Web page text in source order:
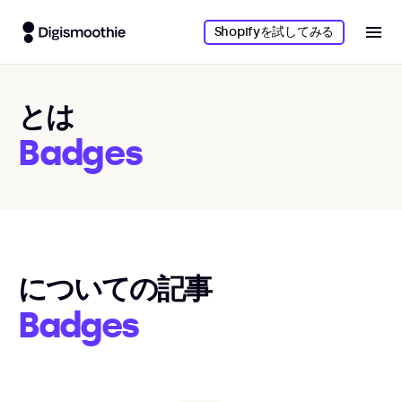
Shopifyを試してみる
とは
Badges
についての記事
Badges